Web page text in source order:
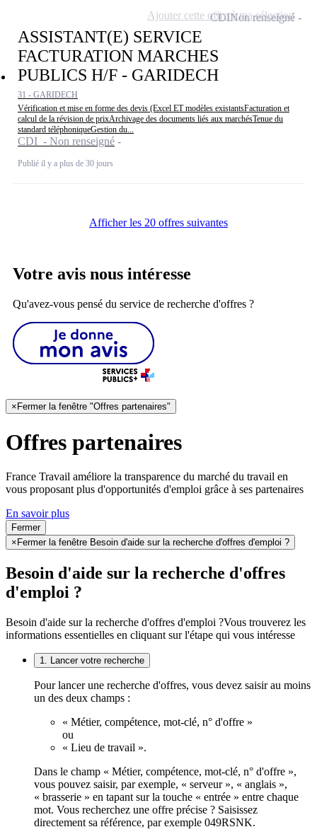
ASSISTANT(E) SERVICE
FACTURATION MARCHES
PUBLICS H/F - GARIDECH
31 - GARIDECH
Vérification et mise en forme des devis (Excel ET modèles existantsFacturation et
calcul de la révision de prixArchivage des documents liés aux marchésTenue du
standard téléphoniqueGestion du...
CDI - Non renseigné
Publié il y a plus de 30 jours
CDINon renseigné
Ajouter cette offre à ma sélection
Afficher les 20 offres suivantes
Votre avis nous intéresse
Qu'avez-vous pensé du service de recherche d'offres ?
× Fermer la fenêtre "Offres partenaires"
Offres partenaires
France Travail améliore la transparence du marché du travail en
vous proposant plus d'opportunités d'emploi grâce à ses partenaires
En savoir plus
Fermer
× Fermer la fenêtre Besoin d'aide sur la recherche d'offres d'emploi ?
Besoin d'aide sur la recherche d'offres
d'emploi ?
Besoin d'aide sur la recherche d'offres d'emploi ?Vous trouverez les
informations essentielles en cliquant sur l'étape qui vous intéresse
1. Lancer votre recherche
Pour lancer une recherche d'offres, vous devez saisir au moins
un des deux champs :
« Métier, compétence, mot-clé, n° d'offre »
ou
« Lieu de travail ».
Dans le champ « Métier, compétence, mot-clé, n° d'offre »,
vous pouvez saisir, par exemple, « serveur », « anglais »,
« brasserie » en tapant sur la touche « entrée » entre chaque
mot. Vous recherchez une offre précise ? Saisissez
directement sa référence, par exemple 049RSNK.